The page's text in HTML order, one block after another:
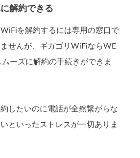
解約できる
を解約するには専用の窓口で
せんが、ギガゴリWiFiならWE
ムーズに解約の手続きができま
したいのに電話が全然繋がらな
といったストレスが一切ありま